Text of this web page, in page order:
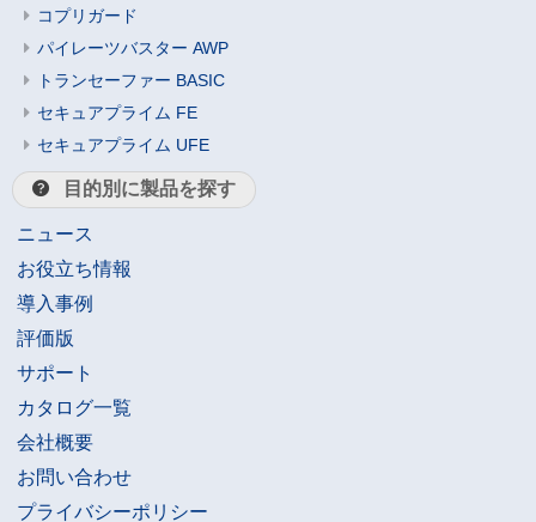
コプリガード
パイレーツバスター AWP
トランセーファー BASIC
セキュアプライム FE
セキュアプライム UFE
目的別に製品を探す
ニュース
お役立ち情報
導入事例
評価版
サポート
カタログ一覧
会社概要
お問い合わせ
プライバシーポリシー